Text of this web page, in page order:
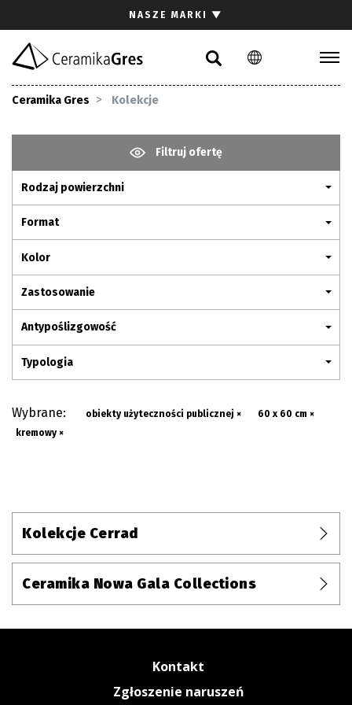
PL EN DE
NASZE MARKI ▼
Ceramika Gres Kolekcje
Filtruj ofertę
Rodzaj powierzchni
Format
Kolor
Zastosowanie
Antypoślizgowość
Typologia
Wybrane: obiekty użyteczności publicznej ×
60 x 60 cm ×
kremowy ×
Kolekcje Cerrad
Ceramika Nowa Gala Collections
Kontakt
Zgłoszenie naruszeń
Pliki do pobrania